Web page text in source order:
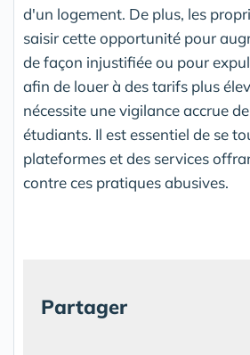
d'un logement. De plus, les
saisir cette opportunité pour
de façon injustifiée ou pour
afin de louer à des tarifs plus
nécessite une vigilance accrue
étudiants. Il est essentiel de se
plateformes et des services
contre ces pratiques abusives.
Partager